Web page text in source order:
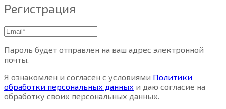
Регистрация
Пароль будет отправлен на ваш адрес электронной
почты.
Я ознакомлен и согласен с условиями Политики
обработки персональных данных и даю согласие на
обработку своих персональных данных.